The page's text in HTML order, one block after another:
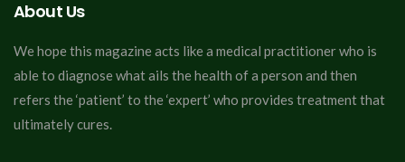
About Us
We hope this magazine acts like a medical practitioner who is
able to diagnose what ails the health of a person and then
refers the ‘patient’ to the ‘expert’ who provides treatment that
ultimately cures.